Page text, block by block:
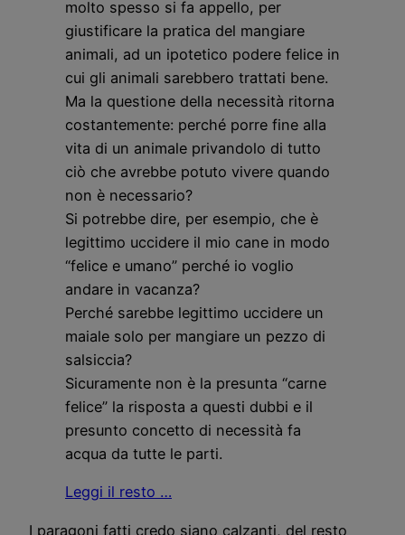
molto spesso si fa appello, per
giustificare la pratica del mangiare
animali, ad un ipotetico podere felice in
cui gli animali sarebbero trattati bene.
Ma la questione della necessità ritorna
costantemente: perché porre fine alla
vita di un animale privandolo di tutto
ciò che avrebbe potuto vivere quando
non è necessario?
Si potrebbe dire, per esempio, che è
legittimo uccidere il mio cane in modo
“felice e umano” perché io voglio
andare in vacanza?
Perché sarebbe legittimo uccidere un
maiale solo per mangiare un pezzo di
salsiccia?
Sicuramente non è la presunta “carne
felice” la risposta a questi dubbi e il
presunto concetto di necessità fa
acqua da tutte le parti.
Leggi il resto …
I paragoni fatti credo siano calzanti, del resto